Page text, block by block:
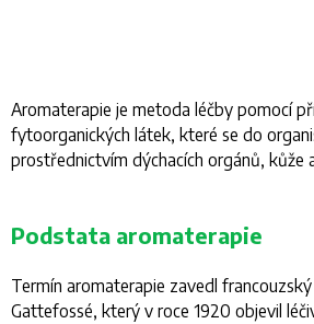
Aromaterapie je metoda léčby pomocí
fytoorganických látek, které se do
prostřednictvím dýchacích orgánů, kůže
Podstata aromaterapie
Termín aromaterapie zavedl
Gattefossé, který v roce 1920 objevil